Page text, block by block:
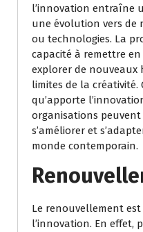
l’innovation entraîne
une évolution vers de
ou technologies. La
capacité à remettre
explorer de nouveaux
limites de la créativité.
qu’apporte
organisations
s’améliorer et
monde contemporain.
Le renouvellement
l’innovation. En effet,